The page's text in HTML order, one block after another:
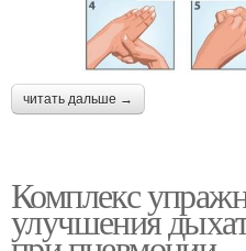
читать дальше →
Комплекс
улучшения